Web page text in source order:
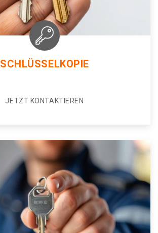
SCHLÜSSELKOPIE
JETZT KONTAKTIEREN